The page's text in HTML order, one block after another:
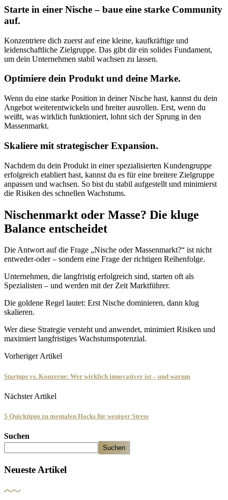
Starte in einer Nische – baue eine starke Community
auf.
Konzentriere dich zuerst auf eine kleine, kaufkräftige und
leidenschaftliche Zielgruppe. Das gibt dir ein solides Fundament,
um dein Unternehmen stabil wachsen zu lassen.
Optimiere dein Produkt und deine Marke.
Wenn du eine starke Position in deiner Nische hast, kannst du dein
Angebot weiterentwickeln und breiter ausrollen. Erst, wenn du
weißt, was wirklich funktioniert, lohnt sich der Sprung in den
Massenmarkt.
Skaliere mit strategischer Expansion.
Nachdem du dein Produkt in einer spezialisierten Kundengruppe
erfolgreich etabliert hast, kannst du es für eine breitere Zielgruppe
anpassen und wachsen. So bist du stabil aufgestellt und minimierst
die Risiken des schnellen Wachstums.
Nischenmarkt oder Masse? Die kluge
Balance entscheidet
Die Antwort auf die Frage „Nische oder Massenmarkt?“ ist nicht
entweder-oder – sondern eine Frage der richtigen Reihenfolge.
Unternehmen, die langfristig erfolgreich sind, starten oft als
Spezialisten – und werden mit der Zeit Marktführer.
Die goldene Regel lautet: Erst Nische dominieren, dann klug
skalieren.
Wer diese Strategie versteht und anwendet, minimiert Risiken und
maximiert langfristiges Wachstumspotenzial.
Vorheriger Artikel
Startups vs. Konzerne: Wer wirklich innovativer ist – und warum
Nächster Artikel
5 Quicktipps zu mentalen Hacks für weniger Stress
Suchen
Suchen
Neueste Artikel